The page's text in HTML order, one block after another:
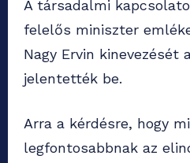
A társadalmi
felelős miniszter
Nagy Ervin kinevezését
jelentették be.
Arra a kérdésre, hogy
legfontosabbnak az